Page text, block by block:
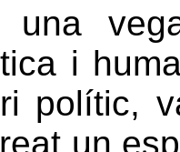
una
i
polític,
un